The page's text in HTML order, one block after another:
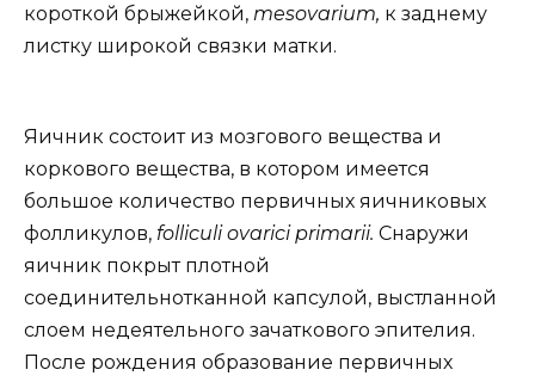
короткой брыжейкой, mesovarium, к заднему
листку широкой связки матки.
Яичник состоит из мозгового вещества и
коркового вещества, в котором имеется
большое количество первичных яичниковых
фолликулов, folliculi ovarici primarii. Снаружи
яичник покрыт плотной
соединительнотканной капсулой, выстланной
слоем недеятельного зачаткового эпителия.
После рождения образование первичных